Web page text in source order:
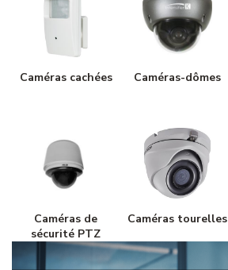
Caméras cachées Caméras-dômes
Caméras de
sécurité PTZ
Caméras tourelles